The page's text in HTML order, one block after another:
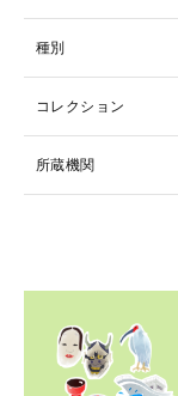
種別
コレクション
所蔵機関